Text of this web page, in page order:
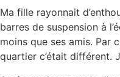
Ma fille rayonnait
barres de suspension à
moins que ses amis. Par
quartier c’était différent.